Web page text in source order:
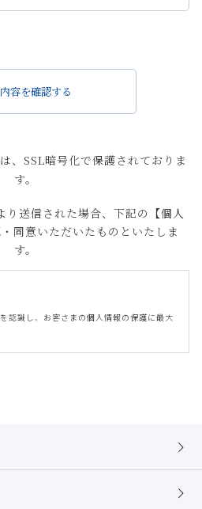
容を確認する
、SSL暗号化で保護されておりま
す。
送信された場合、下記の【個人
同意いただいたものといたしま
す。
認識し、お客さまの個人情報の保護に最大
を利用する場合、あらかじめご本人の同意
回答および資料送付